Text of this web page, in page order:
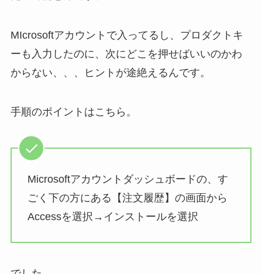
MIcrosoftアカウントで入ってるし、プロダクトキ
ーも入力したのに、次にどこを押せばいいのかわ
からない、、、ヒントが途絶えるんです。
手順のポイントはこちら。
Microsoftアカウントダッシュボードの、す
ごく下の方にある【注文履歴】の画面から
Accessを選択→インストールを選択